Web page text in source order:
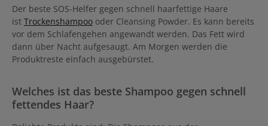
Handtuch sanft in das Haar massieren, danach bürsten um
etwaige weiße Rückstände zu entfernen.
Der beste SOS-Helfer gegen schnell haarfettige Haare
ist Trockenshampoo oder Cleansing Powder. Es kann bereits
vor dem Schlafengehen angewandt werden. Das Fett wird
dann über Nacht aufgesaugt. Am Morgen werden die
Produktreste einfach ausgebürstet.
Welches ist das beste Shampoo gegen schnell
fettendes Haar?